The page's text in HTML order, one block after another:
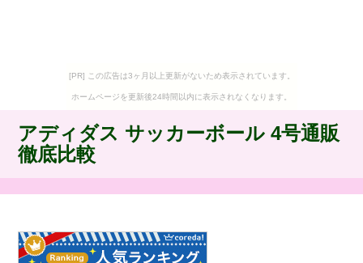
[PR] この広告は3ヶ月以上更新がないため表示されています。
ホームページを更新後24時間以内に表示されなくなります。
アディダス サッカーボール 4号通販
徹底比較